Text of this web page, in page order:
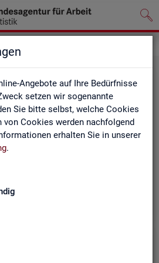
Angebote auf Ihre Bedürfnisse
setzen wir sogenannte
Sie bitte selbst, welche Cookies
von Cookies werden nachfolgend
erhalten Sie in unserer
. Ver­ord­nun­gen
die der Arbeit der
liegen, finden Sie hier.